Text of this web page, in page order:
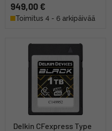
949,00 €
Toimitus 4 - 6 arkipäivää
Delkin CFexpress Type